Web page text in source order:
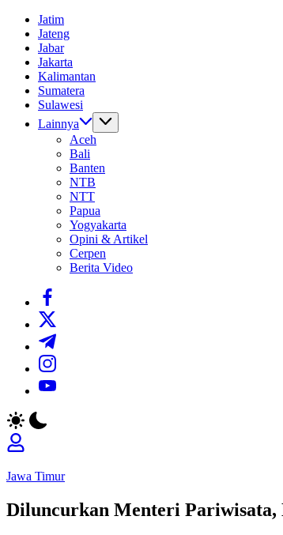
Jatim
Jateng
Jabar
Jakarta
Kalimantan
Sumatera
Sulawesi
Lainnya
Aceh
Bali
Banten
NTB
NTT
Papua
Yogyakarta
Opini & Artikel
Cerpen
Berita Video
https://www.facebook.com/
https://twitter.com/
https://t.me/
https://www.instagram.com/
https://youtube.com/
Jawa Timur
Diluncurkan Menteri Pariwisata,